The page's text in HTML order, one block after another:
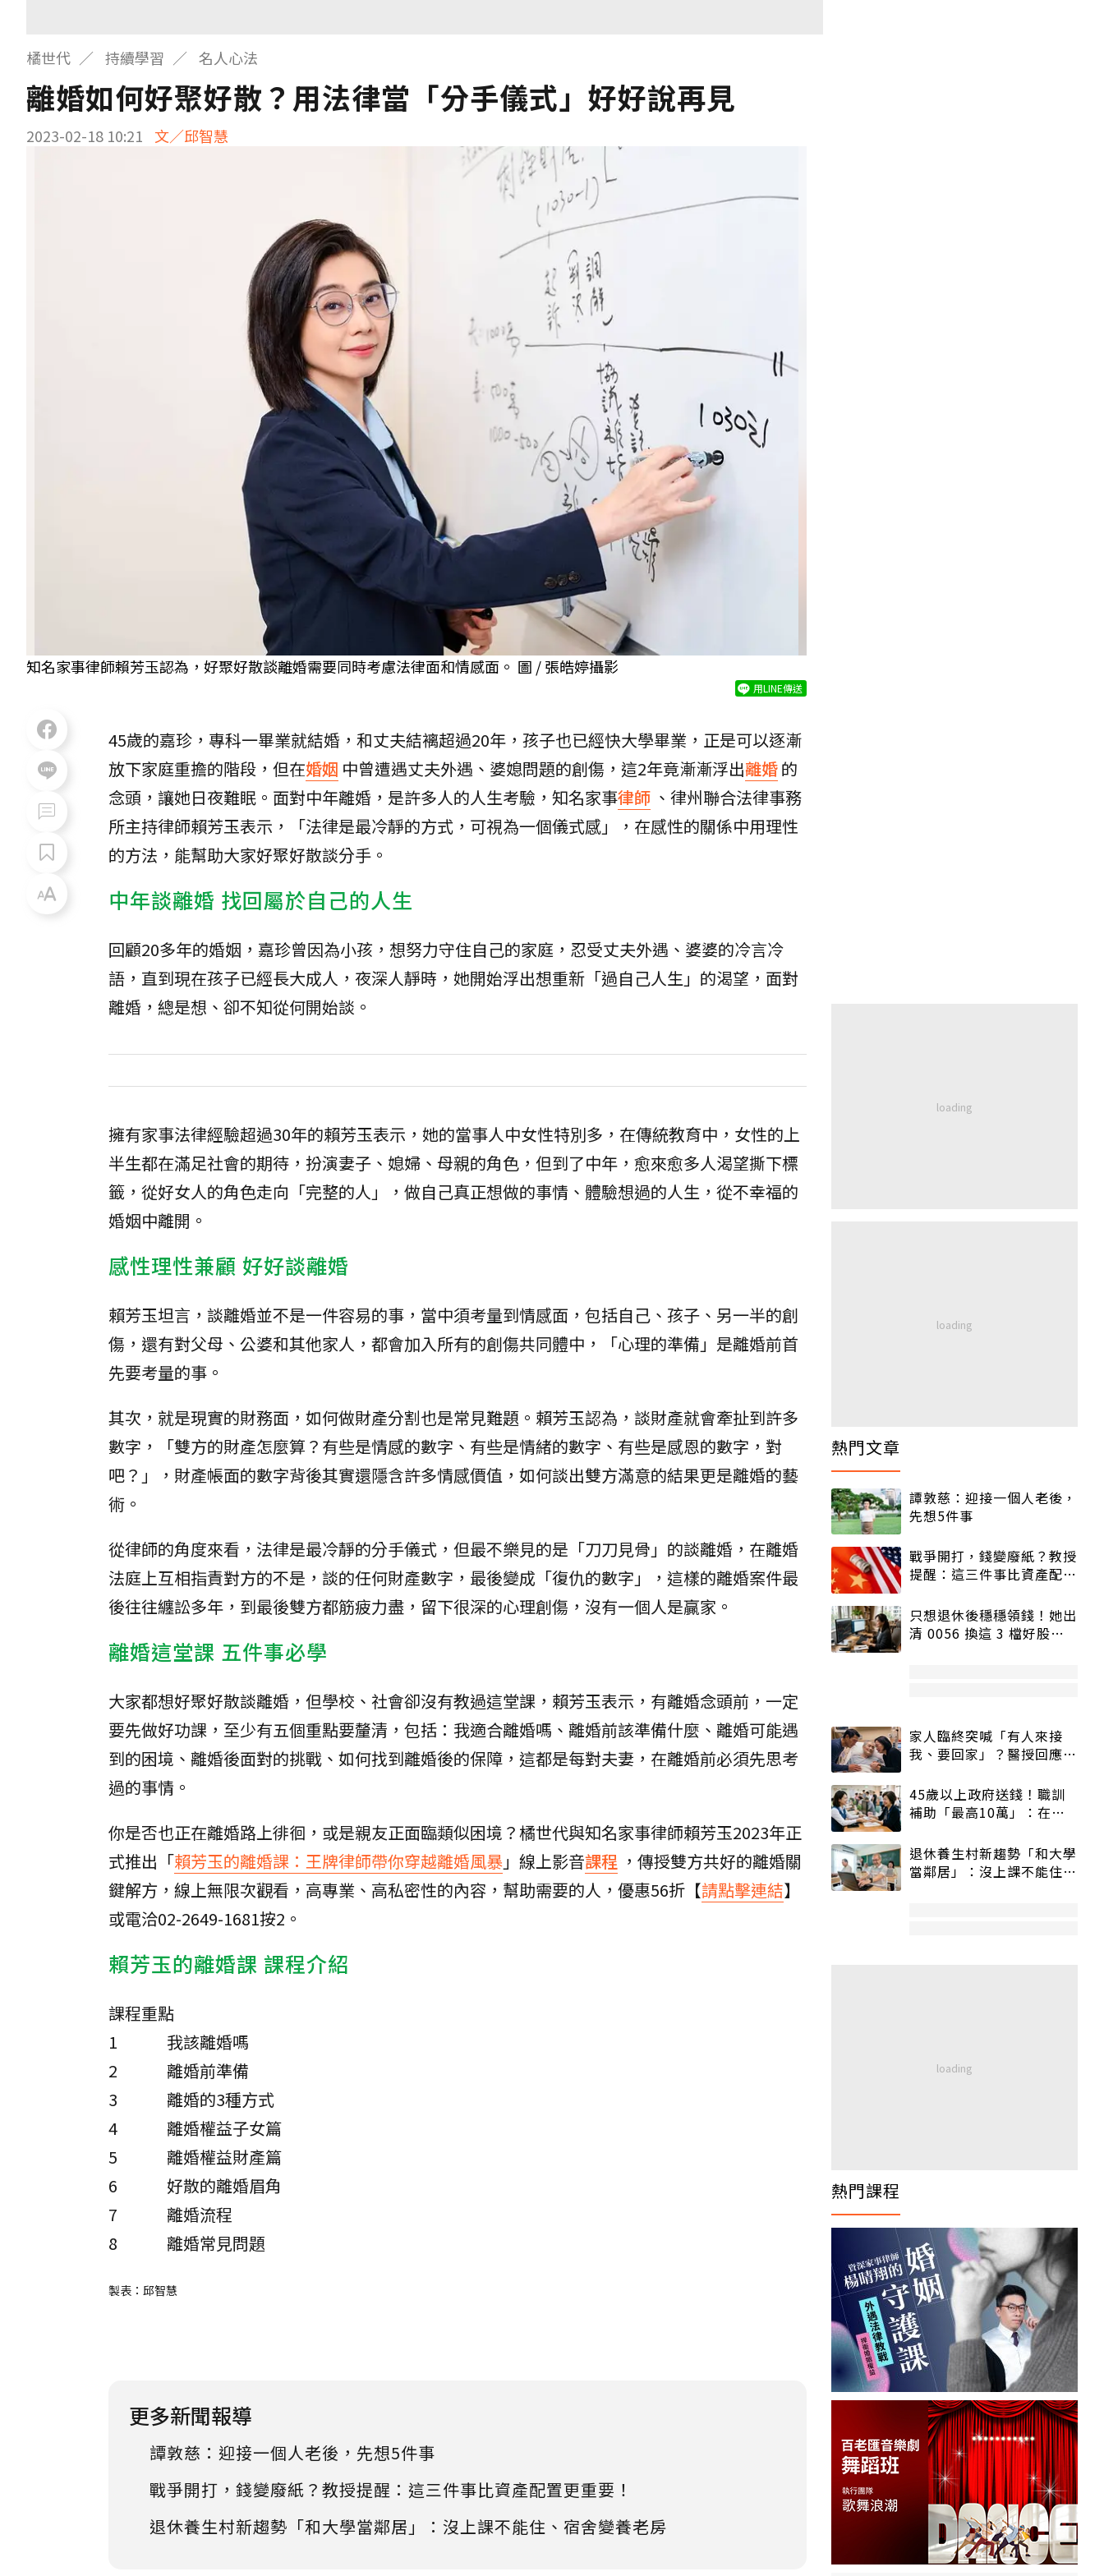
橘世代 持續學習 名人心法
離婚如何好聚好散？用法律當「分手儀式」好好說再見
2023-02-18 10:21 文／邱智慧
知名家事律師賴芳玉認為，好聚好散談離婚需要同時考慮法律面和情感面。 圖 / 張皓婷攝影
用LINE傳送
45歲的嘉珍，專科一畢業就結婚，和丈夫結褵超過20年，孩子也已經快大學畢業，正是可以逐漸
放下家庭重擔的階段，但在婚姻 中曾遭遇丈夫外遇、婆媳問題的創傷，這2年竟漸漸浮出離婚的
念頭，讓她日夜難眠。面對中年離婚，是許多人的人生考驗，知名家事律師 、律州聯合法律事務
所主持律師賴芳玉表示，「法律是最冷靜的方式，可視為一個儀式感」，在感性的關係中用理性
的方法，能幫助大家好聚好散談分手。
中年談離婚 找回屬於自己的人生
回顧20多年的婚姻，嘉珍曾因為小孩，想努力守住自己的家庭，忍受丈夫外遇、婆婆的冷言冷
語，直到現在孩子已經長大成人，夜深人靜時，她開始浮出想重新「過自己人生」的渴望，面對
離婚，總是想、卻不知從何開始談。
擁有家事法律經驗超過30年的賴芳玉表示，她的當事人中女性特別多，在傳統教育中，女性的上
半生都在滿足社會的期待，扮演妻子、媳婦、母親的角色，但到了中年，愈來愈多人渴望撕下標
籤，從好女人的角色走向「完整的人」，做自己真正想做的事情、體驗想過的人生，從不幸福的
婚姻中離開。
感性理性兼顧 好好談離婚
賴芳玉坦言，談離婚並不是一件容易的事，當中須考量到情感面，包括自己、孩子、另一半的創
傷，還有對父母、公婆和其他家人，都會加入所有的創傷共同體中，「心理的準備」是離婚前首
先要考量的事。
其次，就是現實的財務面，如何做財產分割也是常見難題。賴芳玉認為，談財產就會牽扯到許多
數字，「雙方的財產怎麼算？有些是情感的數字、有些是情緒的數字、有些是感恩的數字，對
吧？」，財產帳面的數字背後其實還隱含許多情感價值，如何談出雙方滿意的結果更是離婚的藝
術。
從律師的角度來看，法律是最冷靜的分手儀式，但最不樂見的是「刀刀見骨」的談離婚，在離婚
法庭上互相指責對方的不是，談的任何財產數字，最後變成「復仇的數字」，這樣的離婚案件最
後往往纏訟多年，到最後雙方都筋疲力盡，留下很深的心理創傷，沒有一個人是贏家。
離婚這堂課 五件事必學
大家都想好聚好散談離婚，但學校、社會卻沒有教過這堂課，賴芳玉表示，有離婚念頭前，一定
要先做好功課，至少有五個重點要釐清，包括：我適合離婚嗎、離婚前該準備什麼、離婚可能遇
到的困境、離婚後面對的挑戰、如何找到離婚後的保障，這都是每對夫妻，在離婚前必須先思考
過的事情。
你是否也正在離婚路上徘徊，或是親友正面臨類似困境？橘世代與知名家事律師賴芳玉2023年正
式推出「賴芳玉的離婚課：王牌律師帶你穿越離婚風暴」線上影音課程 ，傳授雙方共好的離婚關
鍵解方，線上無限次觀看，高專業、高私密性的內容，幫助需要的人，優惠56折【請點擊連結】
或電洽02-2649-1681按2。
賴芳玉的離婚課 課程介紹
課程重點
1 我該離婚嗎
2 離婚前準備
3 離婚的3種方式
4 離婚權益子女篇
5 離婚權益財產篇
6 好散的離婚眉角
7 離婚流程
8 離婚常見問題
製表：邱智慧
更多新聞報導
譚敦慈：迎接一個人老後，先想5件事
戰爭開打，錢變廢紙？教授提醒：這三件事比資產配置更重要！
退休養生村新趨勢「和大學當鄰居」：沒上課不能住、宿舍變養老房
熱門文章
譚敦慈：迎接一個人老後，
先想5件事
戰爭開打，錢變廢紙？教授
提醒：這三件事比資產配置
只想退休後穩穩領錢！她出
清 0056 換這 3 檔好股：
家人臨終突喊「有人來接
我、要回家」？醫授回應方
45歲以上政府送錢！職訓
補助「最高10萬」：在
退休養生村新趨勢「和大學
當鄰居」：沒上課不能住、
熱門課程